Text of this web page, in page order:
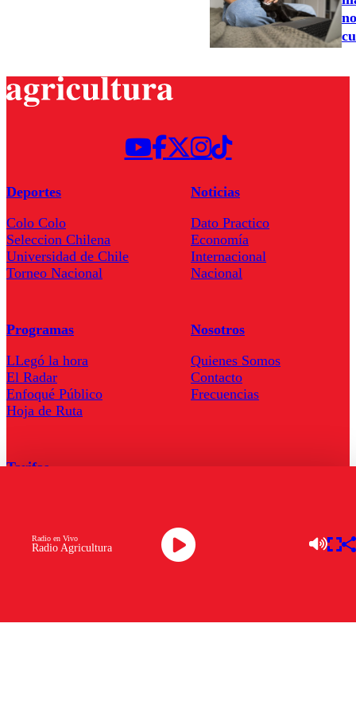
Radio Agricultura
Radio en Vivo
Deportes
Colo Colo
Seleccion Chilena
Universidad de Chile
Torneo Nacional
Noticias
Dato Practico
Economía
Internacional
Nacional
Programas
LLegó la hora
El Radar
Enfoqué Público
Hoja de Ruta
Nosotros
Quienes Somos
Contacto
Frecuencias
Tarifas
Descarga la APP